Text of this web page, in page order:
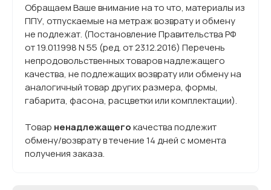
Обращаем Ваше внимание на то что, материалы из
ППУ, отпускаемые на метраж возврату и обмену
не подлежат. (Постановление Правительства РФ
от 19.01.1998 N 55 (ред. от 23.12.2016) Перечень
непродовольственных товаров надлежащего
качества, не подлежащих возврату или обмену на
аналогичный товар других размера, формы,
габарита, фасона, расцветки или комплектации).
Товар ненадлежащегокачества подлежит
обмену/возврату в течение 14 дней с момента
получения заказа.